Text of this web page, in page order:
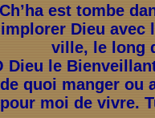
Ch’ha est tombe
implorer Dieu avec
ville, le long
Dieu le
de quoi manger ou
pour moi de vivre.